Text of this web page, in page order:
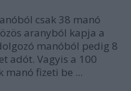
csak 38 manó
aranyból kapja a
manóból pedig 8
adót. Vagyis a 100
manó fizeti be ...